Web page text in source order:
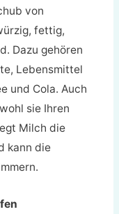
von
fettig,
Dazu gehören
Lebensmittel
und Cola. Auch
sie Ihren
Milch die
kann die